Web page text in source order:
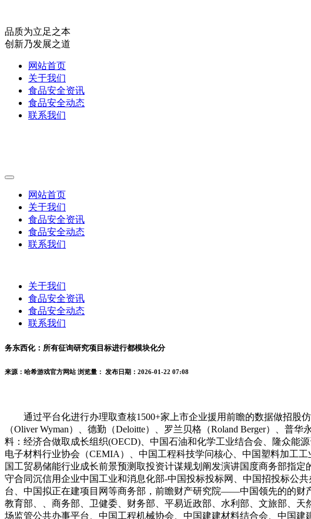
品质为立足之本
创新乃发展之道
网站首页
关于我们
食品安全资讯
食品安全动态
联系我们
网站首页
关于我们
食品安全资讯
食品安全动态
联系我们
关于我们
食品安全资讯
食品安全动态
联系我们
务东西化：所有征询研究项目标进行都模块化分
来源：哈希游戏官方网站 浏览量： 发布日期：2026-01-22 07:08
通过平台化进行办理取查核1500+家上市企业援用前瞻的数据做招股
（Oliver Wyman）、德勤（Deloitte）、罗兰贝格（Roland Berger）、普
料：经济合做取成长组织(OECD)、中国石油和化学工业结合会、隆众能
电子材料行业协会（CEMIA）、中国工程科技学问核心、中国塑料加工
国工贸易储能行业成长前景预测取投资计谋规划阐发演讲国度商务部指
守合同沉信用企业中国工业和消息化部-中国投标投标网、中国招投标公
台、中国拟正在建项目网等商务部，前瞻财产研究院——中国领先的的财
教育部、、商务部、卫健委、财务部、平易近政部、水利部、文旅部、
场监管公共办事平台、中国工程机械协会、中国建建材料结合会、中国